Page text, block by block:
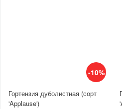
-10%
Гортензия дуболистная (сорт
'Applause')